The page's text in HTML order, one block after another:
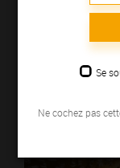
Se
Ne cochez pas